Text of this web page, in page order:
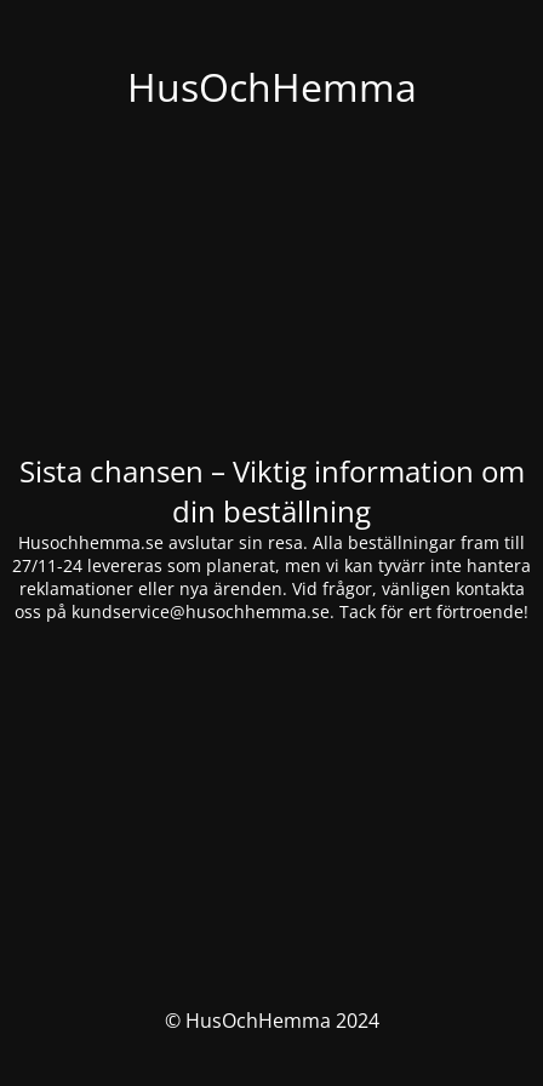
HusOchHemma
Sista chansen – Viktig information om
din beställning
Husochhemma.se avslutar sin resa. Alla beställningar fram till
27/11-24 levereras som planerat, men vi kan tyvärr inte hantera
reklamationer eller nya ärenden. Vid frågor, vänligen kontakta
oss på kundservice@husochhemma.se. Tack för ert förtroende!
© HusOchHemma 2024